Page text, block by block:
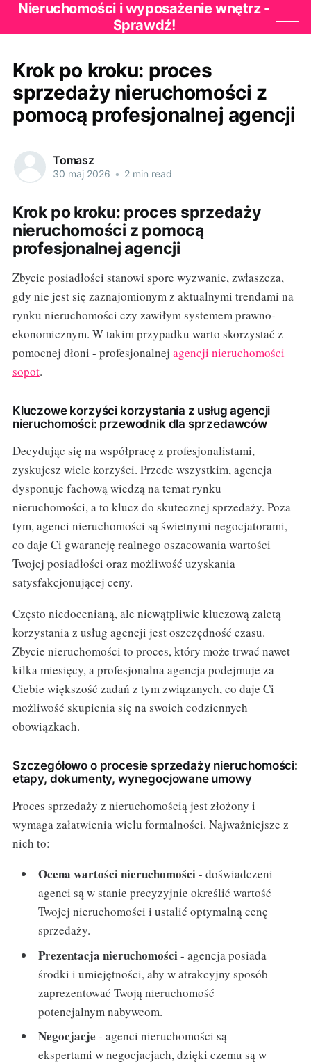
Nieruchomości i wyposażenie wnętrz -
Sprawdź!
Krok po kroku: proces
sprzedaży nieruchomości z
pomocą profesjonalnej agencji
Tomasz
30 maj 2026 • 2 min read
Krok po kroku: proces sprzedaży
nieruchomości z pomocą
profesjonalnej agencji
Zbycie posiadłości stanowi spore wyzwanie, zwłaszcza,
gdy nie jest się zaznajomionym z aktualnymi trendami na
rynku nieruchomości czy zawiłym systemem prawno-
ekonomicznym. W takim przypadku warto skorzystać z
pomocnej dłoni - profesjonalnej agencji nieruchomości
sopot.
Kluczowe korzyści korzystania z usług agencji
nieruchomości: przewodnik dla sprzedawców
Decydując się na współpracę z profesjonalistami,
zyskujesz wiele korzyści. Przede wszystkim, agencja
dysponuje fachową wiedzą na temat rynku
nieruchomości, a to klucz do skutecznej sprzedaży. Poza
tym, agenci nieruchomości są świetnymi negocjatorami,
co daje Ci gwarancję realnego oszacowania wartości
Twojej posiadłości oraz możliwość uzyskania
satysfakcjonującej ceny.
Często niedocenianą, ale niewątpliwie kluczową zaletą
korzystania z usług agencji jest oszczędność czasu.
Zbycie nieruchomości to proces, który może trwać nawet
kilka miesięcy, a profesjonalna agencja podejmuje za
Ciebie większość zadań z tym związanych, co daje Ci
możliwość skupienia się na swoich codziennych
obowiązkach.
Szczegółowo o procesie sprzedaży nieruchomości:
etapy, dokumenty, wynegocjowane umowy
Proces sprzedaży z nieruchomością jest złożony i
wymaga załatwienia wielu formalności. Najważniejsze z
nich to:
Ocena wartości nieruchomości- doświadczeni
agenci są w stanie precyzyjnie określić wartość
Twojej nieruchomości i ustalić optymalną cenę
sprzedaży.
Prezentacja nieruchomości- agencja posiada
środki i umiejętności, aby w atrakcyjny sposób
zaprezentować Twoją nieruchomość
potencjalnym nabywcom.
Negocjacje - agenci nieruchomości są
ekspertami w negocjacjach, dzięki czemu są w